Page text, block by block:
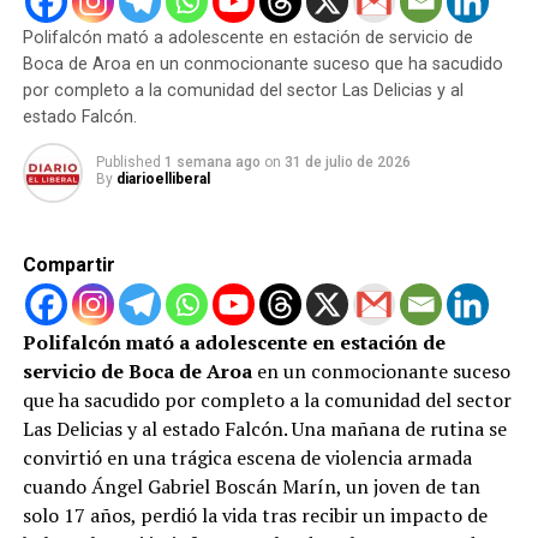
alarma: Ruth Dayanara Ontiveros Núñez, de 35 años y
madre biológica de los niños, presenciaba los ataques de
manera continua y permitía la barbarie sin intervenir
para defenderlos.
El maltrato infantildeja cicatrices físicas que sanan con
el tiempo, pero las heridas psicológicas provocadas por
proceso profundo de recuperación. Afortunadamente,
las autoridades actuaron a tiempo para frenar este ciclo
de abusos antes de que ocurriera una tragedia
irreversible.
Ambos arrestados quedaron inmediatamente a la orden
del Ministerio Público, organismo encargado de iniciar el
procedimiento judicial correspondiente para garantizar
que caiga todo el peso de la ley sobre los responsables.
Este suceso nos recuerda la importancia vital de
Polifalcón mató a adolescente en estación de servicio de
Boca de Aroa en un conmocionante suceso que ha sacudido
por completo a la comunidad del sector Las Delicias y al
estado Falcón.
Published 1 semana ago on 31 de julio de 2026
By diarioelliberal
Compartir
Polifalcón mató a adolescente en estación de
servicio de Boca de Aroaen un conmocionante suceso
que ha sacudido por completo a la comunidad del sector
Las Delicias y al estado Falcón. Una mañana de rutina se
convirtió en una trágica escena de violencia armada
cuando Ángel Gabriel Boscán Marín, un joven de tan
solo 17 años, perdió la vida tras recibir un impacto de